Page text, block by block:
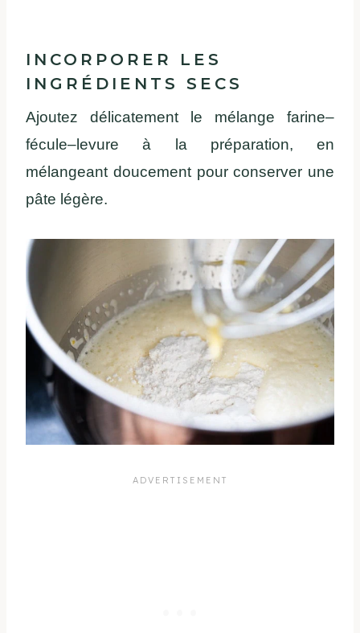
INCORPORER LES
INGRÉDIENTS SECS
Ajoutez délicatement le mélange farine–
fécule–levure à la préparation, en
mélangeant doucement pour conserver une
pâte légère.